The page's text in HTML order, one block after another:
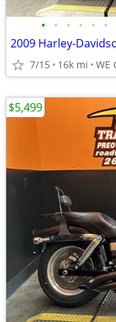
• • • • • •
2009 Harley-
7/15 16k mi WE
$5,499